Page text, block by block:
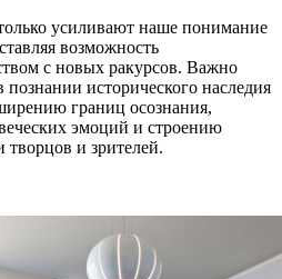
усиливают наше понимание
возможность
с новых ракурсов. Важно
исторического наследия
границ осознания,
эмоций и строению
и зрителей.